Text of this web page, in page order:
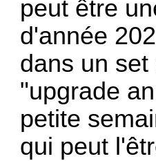
peut être
d'année
dans un
"upgrade
petite
qui peut